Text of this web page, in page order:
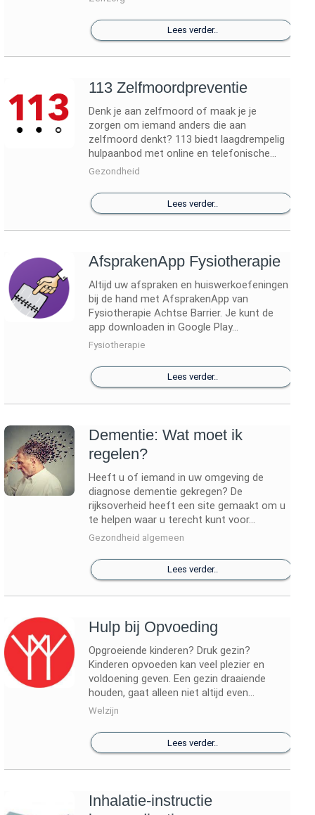
Lees verder..
113 Zelfmoordpreventie
Denk je aan zelfmoord of maak je je
zorgen om iemand anders die aan
zelfmoord denkt? 113 biedt laagdrempelig
hulpaanbod met online en telefonische...
Gezondheid
Lees verder..
AfsprakenApp Fysiotherapie
Altijd uw afspraken en huiswerkoefeningen
bij de hand met AfsprakenApp van
Fysiotherapie Achtse Barrier. Je kunt de
app downloaden in Google Play...
Fysiotherapie
Lees verder..
Dementie: Wat moet ik
regelen?
Heeft u of iemand in uw omgeving de
diagnose dementie gekregen? De
rijksoverheid heeft een site gemaakt om u
te helpen waar u terecht kunt voor...
Gezondheid algemeen
Lees verder..
Hulp bij Opvoeding
Opgroeiende kinderen? Druk gezin?
Kinderen opvoeden kan veel plezier en
voldoening geven. Een gezin draaiende
houden, gaat alleen niet altijd even...
Welzijn
Lees verder..
Inhalatie-instructie